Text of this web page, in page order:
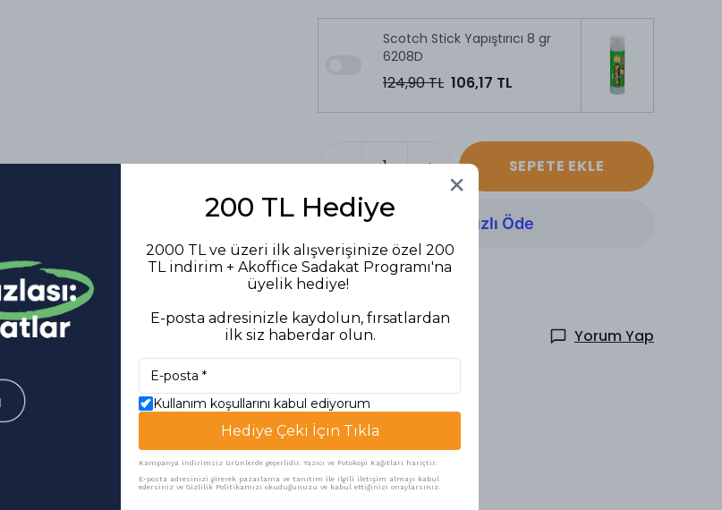
Scotch Stick Yapıştırıcı 8 gr
6208D
124,90 TL 106,17 TL
SEPETE EKLE
Yorum Yap
Benzer Ürünler
200 TL Hediye
2000 TL ve üzeri ilk alışverişinize özel 200
TL indirim + Akoffice Sadakat Programı'na
üyelik hediye!
E-posta adresinizle kaydolun, fırsatlardan
ilk siz haberdar olun.
Kullanım koşullarını kabul ediyorum
Hediye Çeki İçin Tıkla
Kampanya indirimsiz ürünlerde geçerlidir. Yazıcı ve Fotokopi Kağıtları hariçtir.
E-posta adresinizi girerek pazarlama ve tanıtım ile ilgili iletişim almayı kabul
edersiniz ve Gizlilik Politikamızı okuduğunuzu ve kabul ettiğinizi onaylarsınız.